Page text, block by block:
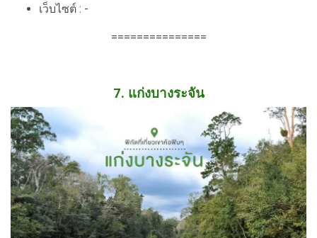
เว็บไซต์ : -
===============
7. แก่งบางระจัน